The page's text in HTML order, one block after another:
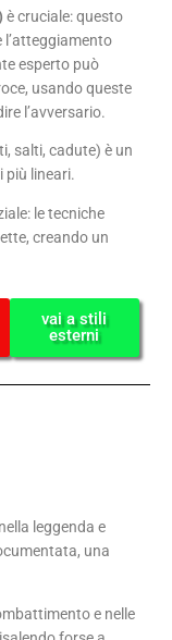
è cruciale: questo
l’atteggiamento
esperto può
usando queste
l’avversario.
salti, cadute) è un
più lineari.
le tecniche
creando un
vai a stili
esterni
leggenda e
una
e nelle